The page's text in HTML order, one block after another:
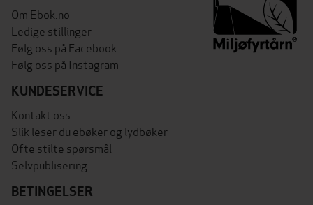
Om Ebok.no
Ledige stillinger
Følg oss på Facebook
Følg oss på Instagram
KUNDESERVICE
Kontakt oss
Slik leser du ebøker og lydbøker
Ofte stilte spørsmål
Selvpublisering
BETINGELSER